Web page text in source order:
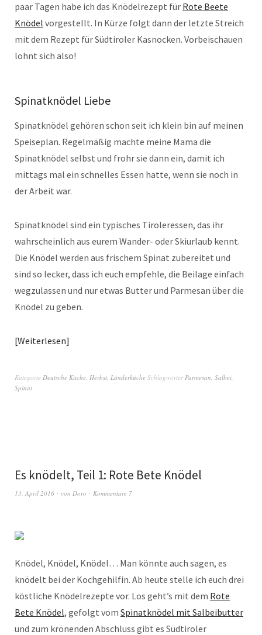
paar Tagen habe ich das Knödelrezept für Rote Beete
Knödel vorgestellt. In Kürze folgt dann der letzte Streich
mit dem Rezept für Südtiroler Kasnocken. Vorbeischauen
lohnt sich also!
Spinatknödel Liebe
Spinatknödel gehören schon seit ich klein bin auf meinen
Speiseplan. Regelmäßig machte meine Mama die
Spinatknödel selbst und frohr sie dann ein, damit ich
mittags mal ein schnelles Essen hatte, wenn sie noch in
der Arbeit war.
Spinatknödel sind ein typisches Tiroleressen, das ihr
wahrscheinlich aus eurem Wander- oder Skiurlaub kennt.
Die Knödel werden aus frischem Spinat zubereitet und
sind so lecker, dass ich euch empfehle, die Beilage einfach
wegzulassen und nur etwas Butter und Parmesan über die
Knödel zu geben.
Weiterlesen
Kategorie Deutsche Küche, Herbst, Länderküche SchlagwörterParmesan, Salbei,
Spinat
Es knödelt, Teil 1: Rote Bete Knödel
13. April 2016 von Doro Kommentare 7
Knödel, Knödel, Knödel… Man könnte auch sagen, es
knödelt bei der Kochgehilfin. Ab heute stelle ich euch drei
köstliche Knödelrezepte vor. Los geht’s mit dem Rote
Bete Knödel, gefolgt vom Spinatknödel mit Salbeibutter
und zum krönenden Abschluss gibt es Südtiroler